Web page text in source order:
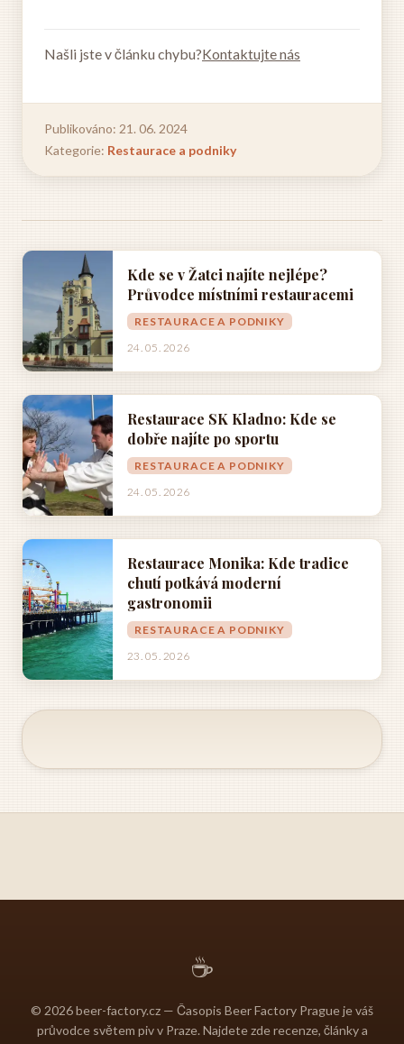
Našli jste v článku chybu?Kontaktujte nás
Publikováno: 21. 06. 2024
Kategorie: Restaurace a podniky
Kde se v Žatci najíte nejlépe?
Průvodce místními restauracemi
RESTAURACE A PODNIKY
24. 05. 2026
Restaurace SK Kladno: Kde se
dobře najíte po sportu
RESTAURACE A PODNIKY
24. 05. 2026
Restaurace Monika: Kde tradice
chutí potkává moderní
gastronomii
RESTAURACE A PODNIKY
23. 05. 2026
☕
© 2026 beer-factory.cz — Časopis Beer Factory Prague je váš
průvodce světem piv v Praze. Najdete zde recenze, články a